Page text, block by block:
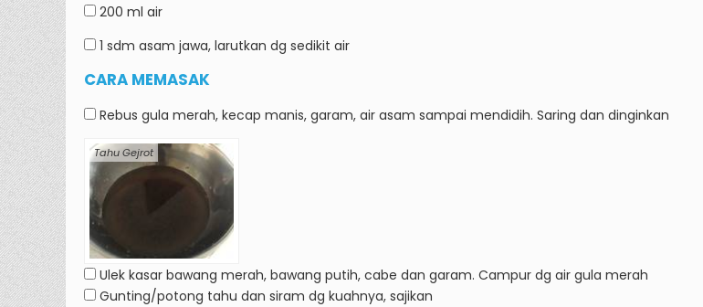
200 ml air
1 sdm asam jawa, larutkan dg sedikit air
CARA MEMASAK
Rebus gula merah, kecap manis, garam, air asam sampai mendidih. Saring dan dinginkan
Tahu Gejrot
Ulek kasar bawang merah, bawang putih, cabe dan garam. Campur dg air gula merah
Gunting/potong tahu dan siram dg kuahnya, sajikan